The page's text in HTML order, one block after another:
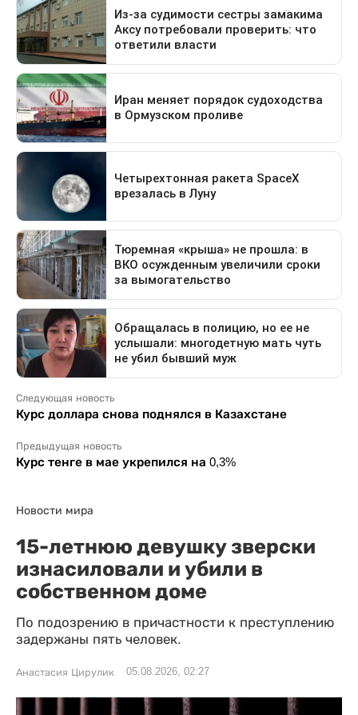
Следующая новость
Курс доллара снова поднялся в Казахстане
Предыдущая новость
Курс тенге в мае укрепился на 0,3%
Новости мира
15-летнюю девушку зверски
изнасиловали и убили в
собственном доме
По подозрению в причастности к преступлению
задержаны пять человек.
Анастасия Цирулик 05.08.2026, 02:27